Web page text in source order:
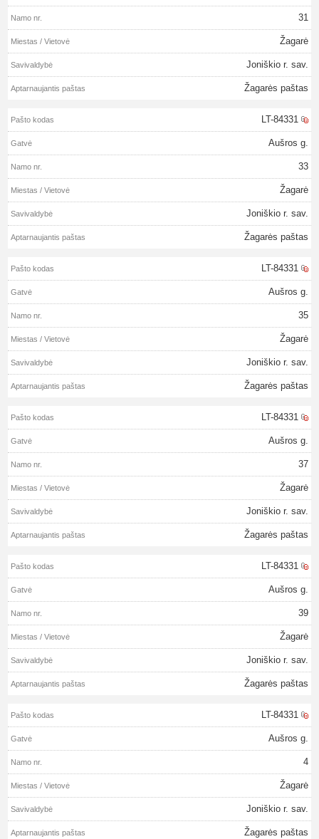
31
Žagarė
Joniškio r. sav.
Žagarės paštas
LT-84331
Aušros g.
33
Žagarė
Joniškio r. sav.
Žagarės paštas
LT-84331
Aušros g.
35
Žagarė
Joniškio r. sav.
Žagarės paštas
LT-84331
Aušros g.
37
Žagarė
Joniškio r. sav.
Žagarės paštas
LT-84331
Aušros g.
39
Žagarė
Joniškio r. sav.
Žagarės paštas
LT-84331
Aušros g.
4
Žagarė
Joniškio r. sav.
Žagarės paštas